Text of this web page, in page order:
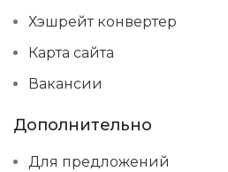
Хэшрейт конвертер
Карта сайта
Вакансии
Дополнительно
Для предложений